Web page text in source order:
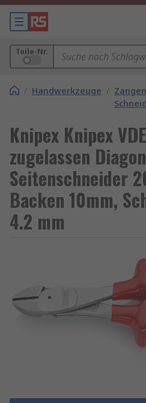
Teile-Nr.
/ Handwerkzeuge /
Knipex Knipex
zugelassen
Seitenschneider
Backen 10mm,
4.2 mm